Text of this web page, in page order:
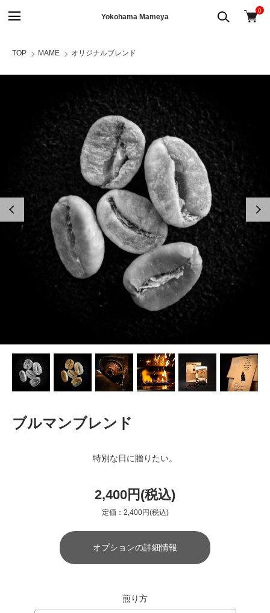
Yokohama Mameya
0
TOP MAME オリジナルブレンド
ブルマンブレンド
特別な日に贈りたい。
2,400円(税込)
定価：2,400円(税込)
オプションの詳細情報
煎り方